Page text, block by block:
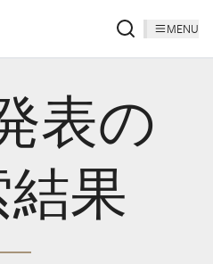
MENU
表の
果